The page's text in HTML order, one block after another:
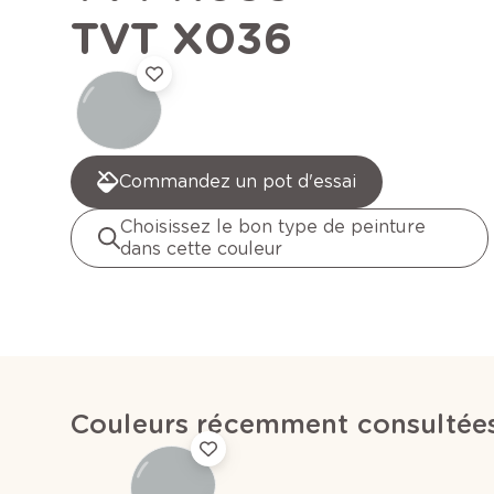
TVT X036
Commandez un pot d'essai
Choisissez le bon type de peinture
dans cette couleur
Couleurs récemment